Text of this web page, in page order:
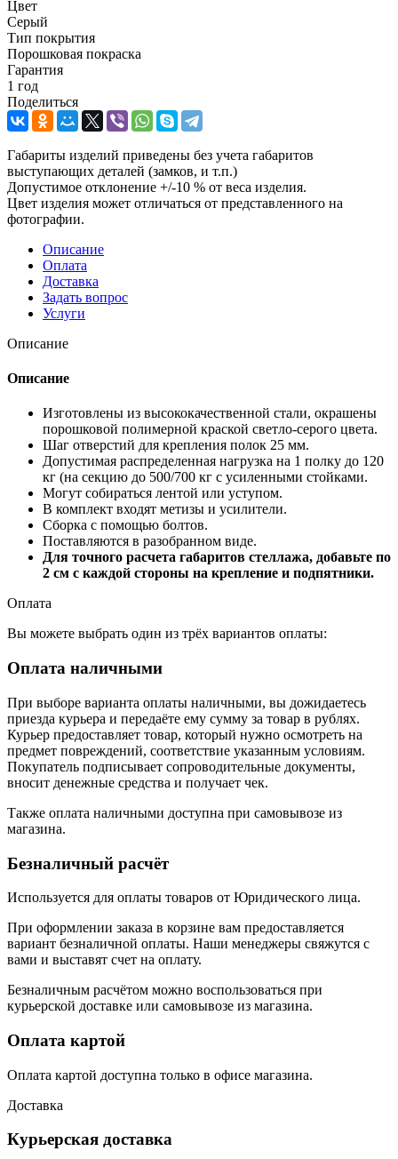
Цвет
Серый
Тип покрытия
Порошковая покраска
Гарантия
1 год
Поделиться
Габариты изделий приведены без учета габаритов
выступающих деталей (замков, и т.п.)
Допустимое отклонение +/-10 % от веса изделия.
Цвет изделия может отличаться от представленного на
фотографии.
Описание
Оплата
Доставка
Задать вопрос
Услуги
Описание
Описание
Изготовлены из высококачественной стали, окрашены
порошковой полимерной краской светло-серого цвета.
Шаг отверстий для крепления полок 25 мм.
Допустимая распределенная нагрузка на 1 полку до 120
кг (на секцию до 500/700 кг с усиленными стойками.
Могут собираться лентой или уступом.
В комплект входят метизы и усилители.
Сборка с помощью болтов.
Поставляются в разобранном виде.
Для точного расчета габаритов стеллажа, добавьте по
2 см с каждой стороны на крепление и подпятники.
Оплата
Вы можете выбрать один из трёх вариантов оплаты:
Оплата наличными
При выборе варианта оплаты наличными, вы дожидаетесь
приезда курьера и передаёте ему сумму за товар в рублях.
Курьер предоставляет товар, который нужно осмотреть на
предмет повреждений, соответствие указанным условиям.
Покупатель подписывает сопроводительные документы,
вносит денежные средства и получает чек.
Также оплата наличными доступна при самовывозе из
магазина.
Безналичный расчёт
Используется для оплаты товаров от Юридического лица.
При оформлении заказа в корзине вам предоставляется
вариант безналичной оплаты. Наши менеджеры свяжутся с
вами и выставят счет на оплату.
Безналичным расчётом можно воспользоваться при
курьерской доставке или самовывозе из магазина.
Оплата картой
Оплата картой доступна только в офисе магазина.
Доставка
Курьерская доставка